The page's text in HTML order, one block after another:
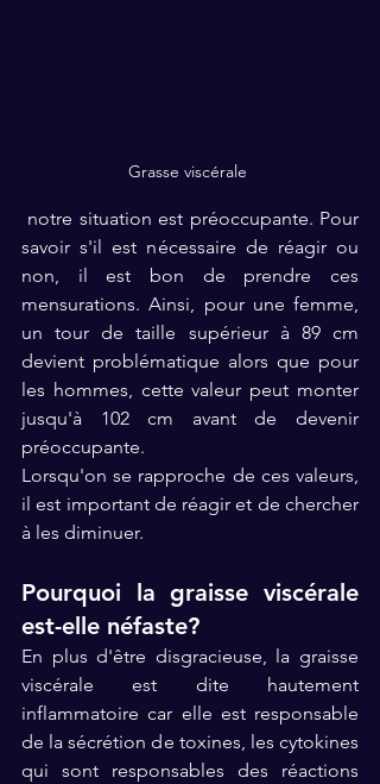
Grasse viscérale
savoir s'il est nécessaire de réagir ou
non, il est bon de prendre ces
mensurations. Ainsi, pour une femme,
un tour de taille supérieur à 89 cm
devient problématique alors que pour
les hommes, cette valeur peut monter
jusqu'à 102 cm avant de devenir
préoccupante.
Lorsqu'on se rapproche de ces valeurs,
il est important de réagir et de chercher
à les diminuer.
Pourquoi la graisse viscérale
est-elle néfaste?
En plus d'être disgracieuse, la graisse
viscérale est dite hautement
inflammatoire car elle est responsable
de la sécrétion de toxines, les cytokines
qui sont responsables des réactions